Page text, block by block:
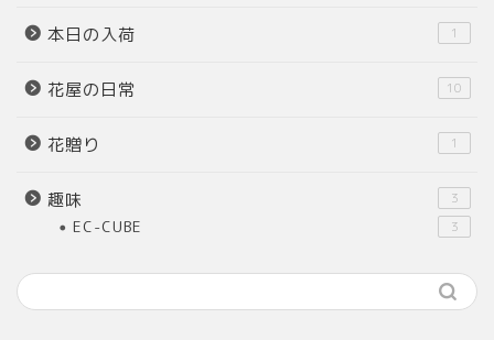
本日の入荷 1
花屋の日常 10
花贈り 1
趣味 3
EC-CUBE 3